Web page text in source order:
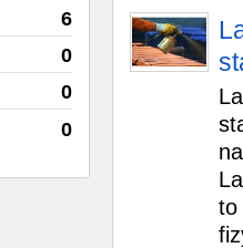
6
0
0
0
to